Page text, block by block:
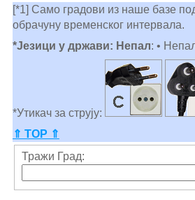
[*1] Само градови из наше базе
обрачуну временског интервала.
*Језици у држави: Непал: •
*Утикач за струју:
⇑ TOP ⇑
Тражи Град: